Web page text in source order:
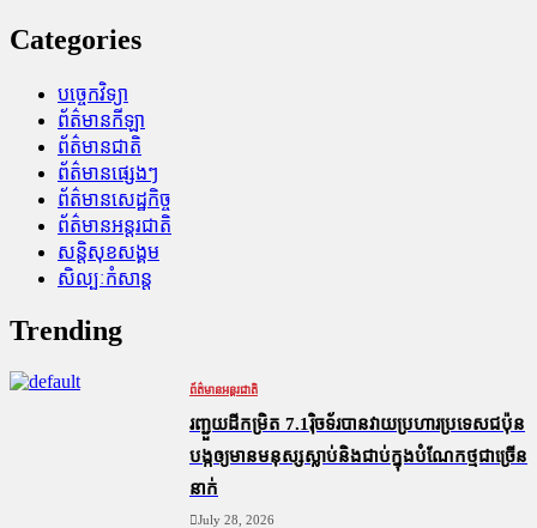
Categories
បច្ចេកវិទ្យា
ព័ត៌មានកីឡា
ព័ត៌មានជាតិ
ព័ត៌មានផ្សេងៗ
ព័ត៌មានសេដ្ឋកិច្ច
ព័ត៌មានអន្តរជាតិ
សន្តិសុខសង្គម
សិល្បៈកំសាន្ត
Trending
ព័ត៌មានអន្តរជាតិ
រញ្ជួយដីកម្រិត​ 7.1រ៉ិចទ័របានវាយប្រហារប្រទេសជប៉ុន
បង្កឲ្យមានមនុស្សស្លាប់​និង​ជាប់ក្នុងបំណែកថ្មជាច្រើន
នាក់
July 28, 2026